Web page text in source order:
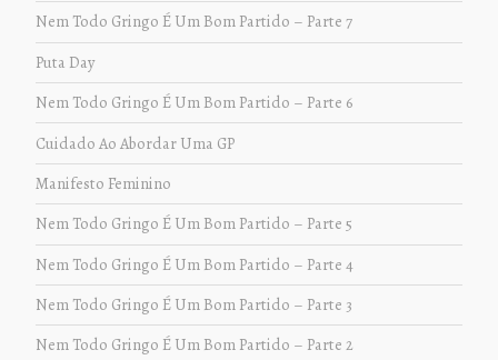
Nem Todo Gringo É Um Bom Partido – Parte 7
Puta Day
Nem Todo Gringo É Um Bom Partido – Parte 6
Cuidado Ao Abordar Uma GP
Manifesto Feminino
Nem Todo Gringo É Um Bom Partido – Parte 5
Nem Todo Gringo É Um Bom Partido – Parte 4
Nem Todo Gringo É Um Bom Partido – Parte 3
Nem Todo Gringo É Um Bom Partido – Parte 2